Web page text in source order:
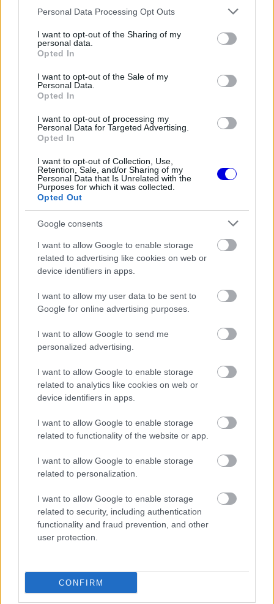
Please note that this website/app uses one or more Google
not limited to your visit or usage behaviour. You may click to
grant or deny consent to Google and its third-party tags to
use your data for below specified purposes in below Google
consent section.
Personal Data Processing Opt Outs
I want to opt-out of the Sharing of my
personal data.
Opted In
I want to opt-out of the Sale of my
Personal Data.
Opted In
I want to opt-out of processing my
Personal Data for Targeted Advertising.
Opted In
I want to opt-out of Collection, Use,
Retention, Sale, and/or Sharing of my
Personal Data that Is Unrelated with the
Purposes for which it was collected.
Opted Out
Google consents
I want to allow Google to enable storage
related to advertising like cookies on web or
device identifiers in apps.
I want to allow my user data to be sent to
Google for online advertising purposes.
I want to allow Google to send me
personalized advertising.
I want to allow Google to enable storage
related to analytics like cookies on web or
device identifiers in apps.
I want to allow Google to enable storage
related to functionality of the website or app.
I want to allow Google to enable storage
related to personalization.
I want to allow Google to enable storage
related to security, including authentication
functionality and fraud prevention, and other
user protection.
CONFIRM
Giovinazzival, James Caladóval és Alessandro
érte el.
EZEKET IS AJÁNLJUK
FORMA-1
Itt az FIA bejelentése: Egy
szombati futam is vár a mezőnyre
Titkos kísérletek a Mercedesnél,
mégis elvetették a Ferrari nagy
trükkjét
FORMA-1
fejlesztésekről és a Honda
motorról
A Porschénál és a BMW-nél sem lehetnek
sorakozhat fel, az utóbbi pedig a tizedikre. A
a többi esélyes sem villogott, hiszen Robert
os Porsche pedig egy elfékezés után csak a 18.
helyről várhatja majd a futamot.
sem lehet boldog, miután egyik autója sem jutott